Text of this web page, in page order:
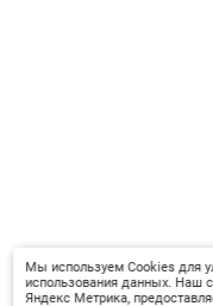
Мы используем Cookies для
использования данных. Наш
Яндекс Метрика,